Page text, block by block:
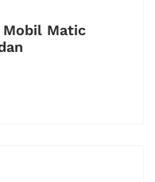
Mobil Matic